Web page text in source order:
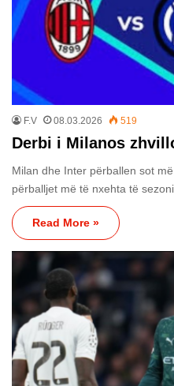
F.V 08.03.2026 519
​Derbi i Milanos
Milan dhe Inter përballen sot
përballjet më të nxehta të
Read More »